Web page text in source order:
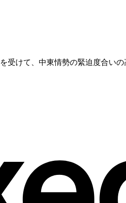
受けて、中東情勢の緊迫度合い